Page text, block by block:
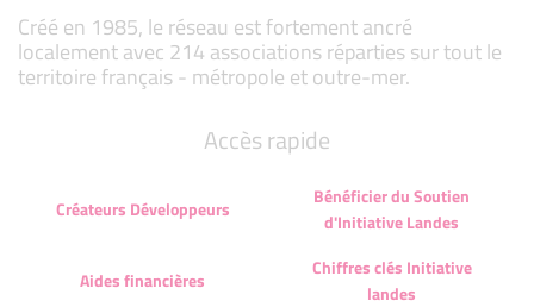
Créé en 1985, le réseau est fortement ancré
localement avec 214 associations réparties sur tout le
territoire français - métropole et outre-mer.
Accès rapide
Créateurs Développeurs
Bénéficier du Soutien
d'Initiative Landes
Aides financières
Chiffres clés Initiative
landes